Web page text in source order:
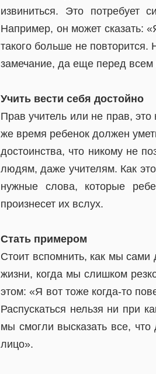
извиниться. Это потребует
Например, он может сказать:
такого больше не
замечание, да еще перед всем
Учить вести себя достойно
Прав учитель или не прав,
же время ребенок должен
достоинства, что никому не
людям, даже учителям. Как
нужные слова, которые
произнесет их вслух.
Стать примером
Стоит вспомнить, как мы сами
жизни, когда мы слишком
этом: «Я вот тоже когда-то
Распускаться нельзя ни при
мы смогли высказать все,
лицо».